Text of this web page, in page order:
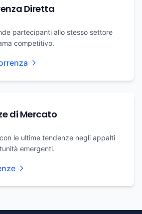
Diretta
partecipanti allo stesso settore
competitivo.
di Mercato
le ultime tendenze negli appalti
emergenti.